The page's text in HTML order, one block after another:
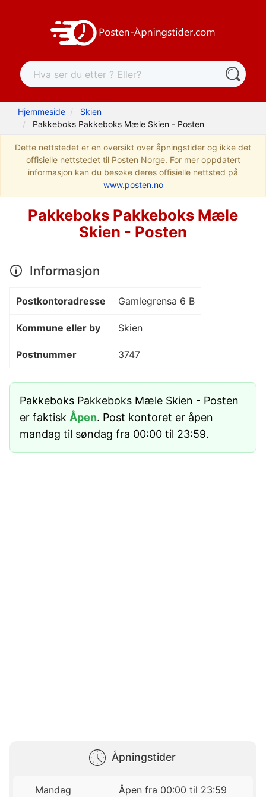
Hjemmeside
Skien
Pakkeboks Pakkeboks Mæle Skien - Posten
Dette nettstedet er en oversikt over åpningstider og ikke det
offisielle nettstedet til Posten Norge. For mer oppdatert
informasjon kan du besøke deres offisielle nettsted på
www.posten.no
Pakkeboks Pakkeboks Mæle
Skien - Posten
Informasjon
Postkontoradresse Gamlegrensa 6 B
Kommune eller by Skien
Postnummer 3747
Pakkeboks Pakkeboks Mæle Skien - Posten
er faktisk Åpen. Post kontoret er åpen
mandag til søndag fra 00:00 til 23:59.
Åpningstider
Mandag
Åpen fra 00:00 til 23:59